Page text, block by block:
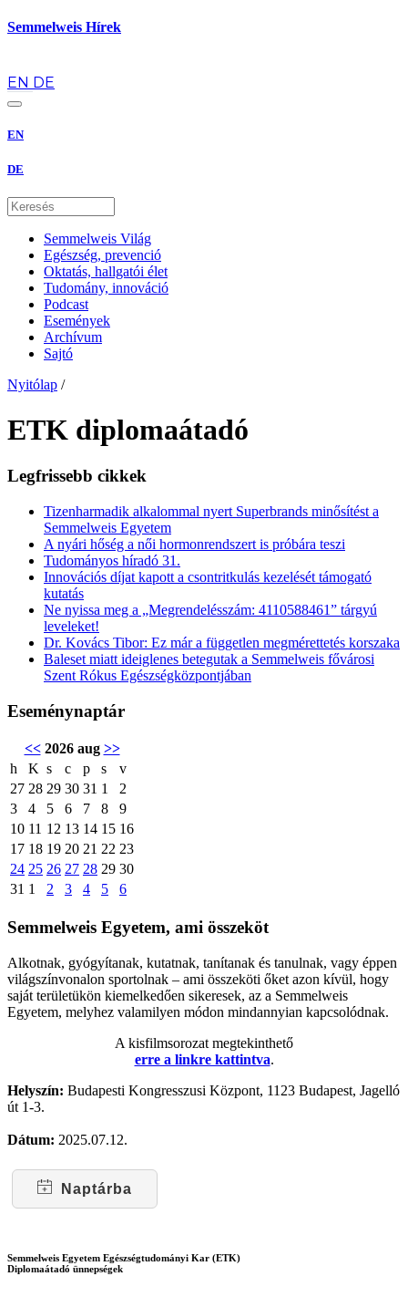
Semmelweis Hírek
EN DE
EN
DE
Semmelweis Világ
Egészség, prevenció
Oktatás, hallgatói élet
Tudomány, innováció
Podcast
Események
Archívum
Sajtó
Nyitólap /
ETK diplomaátadó
Legfrissebb cikkek
Tizenharmadik alkalommal nyert Superbrands minősítést a
Semmelweis Egyetem
A nyári hőség a női hormonrendszert is próbára teszi
Tudományos híradó 31.
Innovációs díjat kapott a csontritkulás kezelését támogató
kutatás
Ne nyissa meg a „Megrendelésszám: 4110588461” tárgyú
leveleket!
Dr. Kovács Tibor: Ez már a független megmérettetés korszaka
Baleset miatt ideiglenes betegutak a Semmelweis fővárosi
Szent Rókus Egészségközpontjában
Eseménynaptár
<<2026 aug >>
h
K s c p s
v
27 28 29 30 31 1
2
3
4 5 6 7 8
9
10 11 12 13 14 15 16
17 18 19 20 21 22 23
24 25 26 27 28 29 30
31 1 2 3 4 5 6
Semmelweis Egyetem, ami összeköt
Alkotnak, gyógyítanak, kutatnak, tanítanak és tanulnak, vagy éppen
világszínvonalon sportolnak – ami összeköti őket azon kívül, hogy
saját területükön kiemelkedően sikeresek, az a Semmelweis
Egyetem, melyhez valamilyen módon mindannyian kapcsolódnak.
A kisfilmsorozat megtekinthető
erre a linkre kattintva.
Helyszín: Budapesti Kongresszusi Központ, 1123 Budapest, Jagelló
út 1-3.
Dátum: 2025.07.12.
Naptárba
Semmelweis Egyetem Egészségtudományi Kar (ETK)
Diplomaátadó ünnepségek